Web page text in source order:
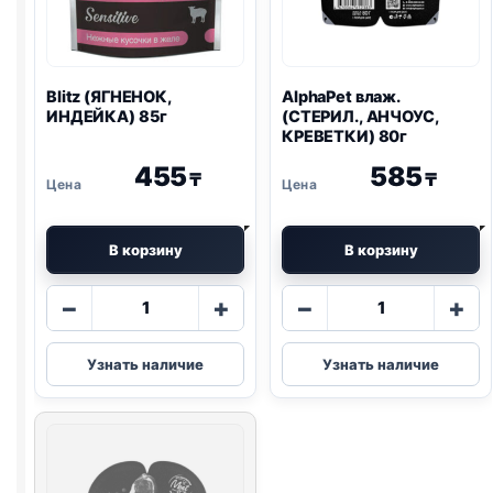
Blitz (ЯГНЕНОК,
ИНДЕЙКА) 85г
455₸
В корзину
−
Количество
Blitz
(ЯГНЕНОК,
ИНДЕЙКА)
+
Узнать наличие
AlphaPet влаж.
(СТЕРИЛ., АНЧОУС,
КРЕВЕТКИ) 80г
585₸
В корзину
−
Количество
AlphaPet
влаж.
(СТЕРИЛ.,
+
Узнать наличие